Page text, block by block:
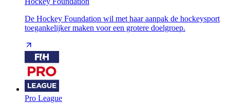
De Hockey Foundation wil met haar aanpak de hockeysport
toegankelijker maken voor een grotere doelgroep.
Pro League